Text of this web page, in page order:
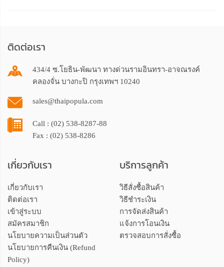
ติดต่อเรา
434/4 ซ.โยธิน-พัฒนา ทางด่วนรามอินทรา-อาจณรงค์
คลองจั่น บางกะปิ กรุงเทพฯ 10240
sales@thaipopula.com
Call : (02) 538-8287-88
Fax : (02) 538-8286
เกี่ยวกับเรา
เกี่ยวกับเรา
ติดต่อเรา
เข้าสู่ระบบ
สมัครสมาชิก
นโยบายความเป็นส่วนตัว
นโยบายการคืนเงิน (Refund
Policy)
บริการลูกค้า
วิธีสั่งซื้อสินค้า
วิธีชำระเงิน
การจัดส่งสินค้า
แจ้งการโอนเงิน
ตรวจสอบการสั่งซื้อ